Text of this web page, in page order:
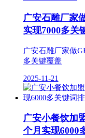
广安石雕厂家
实现7000多关
广安石雕厂家做
多关键覆盖
2025-11-21
广安小餐饮加
个月实现6000